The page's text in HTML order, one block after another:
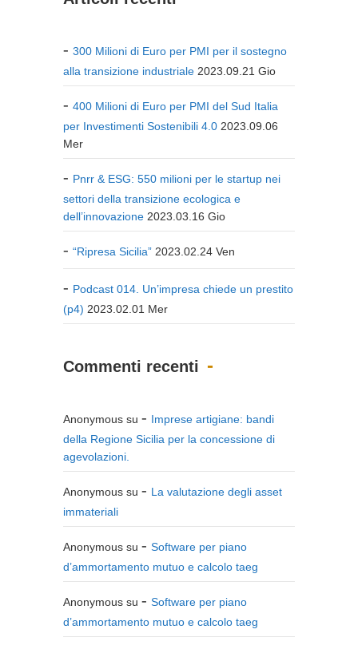
300 Milioni di Euro per PMI per il sostegno
alla transizione industriale 2023.09.21 Gio
400 Milioni di Euro per PMI del Sud Italia
per Investimenti Sostenibili 4.0 2023.09.06
Mer
Pnrr & ESG: 550 milioni per le startup nei
settori della transizione ecologica e
dell’innovazione 2023.03.16 Gio
“Ripresa Sicilia” 2023.02.24 Ven
Podcast 014. Un’impresa chiede un prestito
(p4) 2023.02.01 Mer
Commenti recenti
Anonymous su
Imprese artigiane: bandi
della Regione Sicilia per la concessione di
agevolazioni.
Anonymous su
La valutazione degli asset
immateriali
Anonymous su
Software per piano
d’ammortamento mutuo e calcolo taeg
Anonymous su
Software per piano
d’ammortamento mutuo e calcolo taeg